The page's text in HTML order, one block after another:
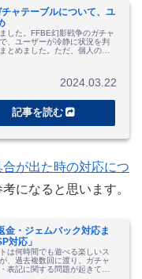
ャテーブルについて、ユ
した。FFBE幻影戦争のガチャ
、ユーザーが冷静に状況を判
とめました。ただ、個人の意
2024.03.22
合が出た時の対応につ
考になると思います。
金・ジェムバック対応ま
対応」
は何時間でも遊べる楽しいス
、過去複数回に渡り、ガチャ
表記に関する問題が起きてお